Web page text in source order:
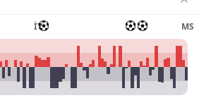
İY MS